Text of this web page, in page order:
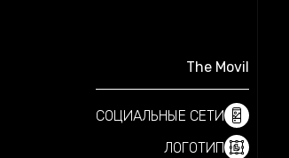
The Movil
СОЦИАЛЬНЫЕ СЕТИ
ЛОГОТИП